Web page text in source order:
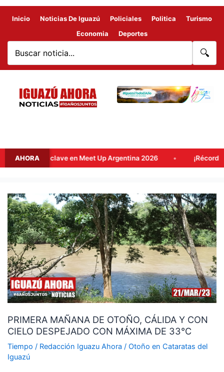
Inicio Noticias De Iguazú Policiales Politica
Turismo
Economia
Deportes
🔍
AHORAclave en Meet Up Argentina 2026 ¡Récord
PRIMERA MAÑANA DE OTOÑO, CÁLIDA Y CON
CIELO DESPEJADO CON MÁXIMA DE 33°C
Tiempo / Redacción Iguazu Ahora / Otoño en Cataratas del
Iguazú
PRIMERA
MAÑANA
DE
OTOÑO,
CÁLIDA
Y
CON
CIELO
DESPEJADO
MÁXIMA
DE
33°C